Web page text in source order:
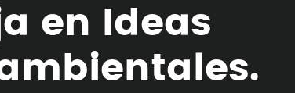
a en deas
mbienta es.